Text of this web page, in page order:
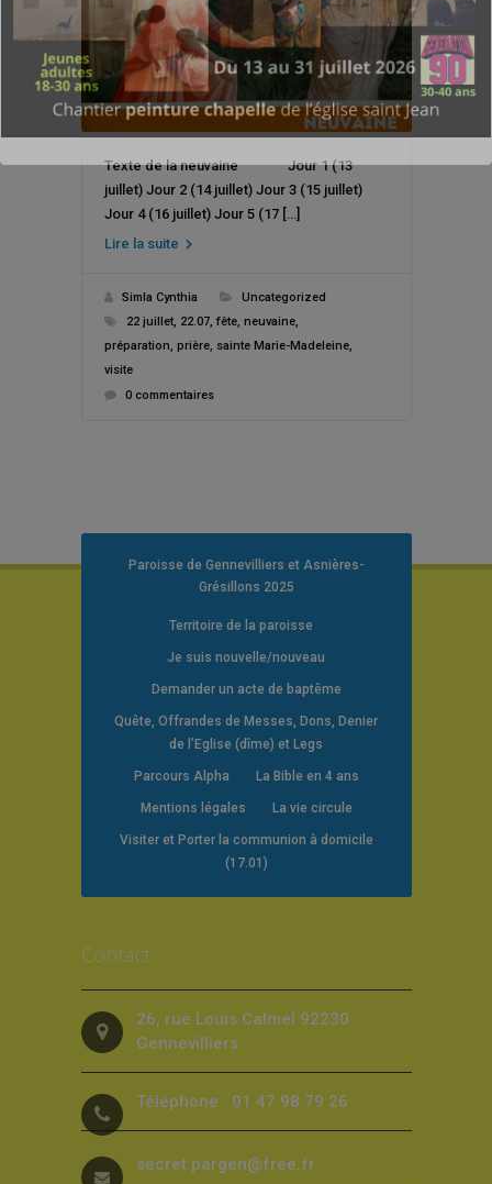
Texte de la neuvaine Jour 1 (13
juillet) Jour 2 (14 juillet) Jour 3 (15 juillet)
Jour 4 (16 juillet) Jour 5 (17 […]
Lire la suite
Simla Cynthia
Uncategorized
22 juillet, 22.07, fête, neuvaine,
préparation prière, sainte Marie-Madeleine,
visite
0 commentaires
Paroisse de Gennevilliers et Asnières-
Grésillons 2025
Territoire de la paroisse
Je suis nouvelle/nouveau
Demander un acte de baptême
Quête, Offrandes de Messes, Dons, Denier
de l’Eglise (dîme) et Legs
Parcours Alpha La Bible en 4 ans
Mentions légales La vie circule
Visiter et Porter la communion à domicile
(17.01)
Contact
26, rue Louis Calmel 92230
Gennevilliers
Téléphone : 01 47 98 79 26
secret.pargen@free.fr